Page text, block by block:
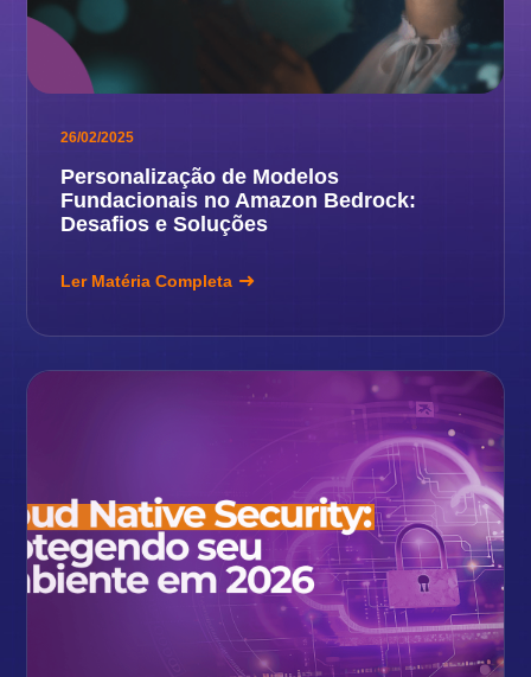
26/02/2025
Personalização de Modelos
Fundacionais no Amazon Bedrock:
Desafios e Soluções
Ler Matéria Completa